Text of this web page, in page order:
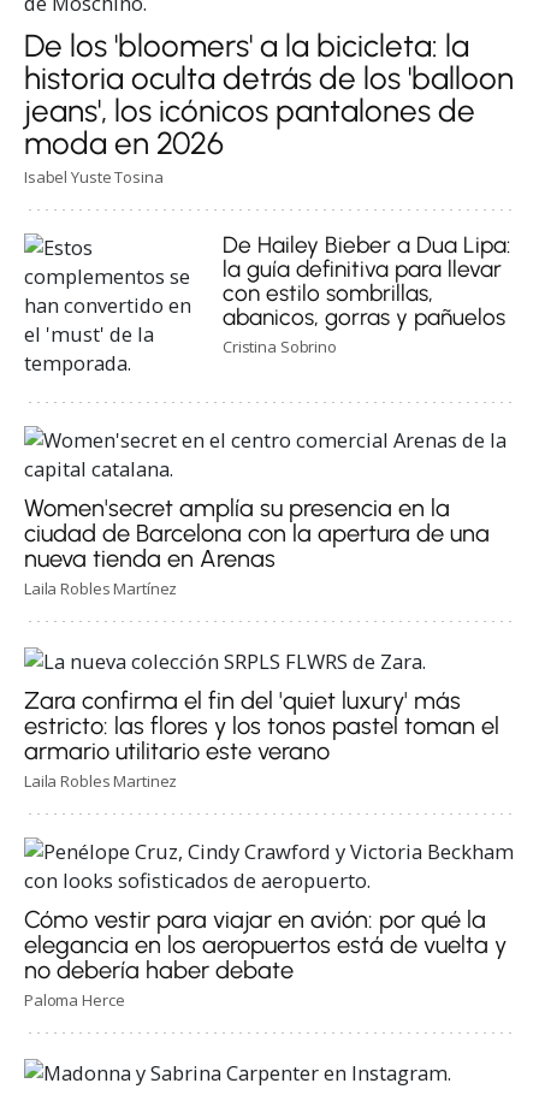
De los 'bloomers' a la bicicleta: la
historia oculta detrás de los 'balloon
jeans', los icónicos pantalones de
moda en 2026
Isabel Yuste Tosina
De Hailey Bieber a Dua Lipa:
la guía definitiva para llevar
con estilo sombrillas,
abanicos, gorras y pañuelos
Cristina Sobrino
Women'secret amplía su presencia en la
ciudad de Barcelona con la apertura de una
nueva tienda en Arenas
Laila Robles Martínez
Zara confirma el fin del 'quiet luxury' más
estricto: las flores y los tonos pastel toman el
armario utilitario este verano
Laila Robles Martinez
Cómo vestir para viajar en avión: por qué la
elegancia en los aeropuertos está de vuelta y
no debería haber debate
Paloma Herce